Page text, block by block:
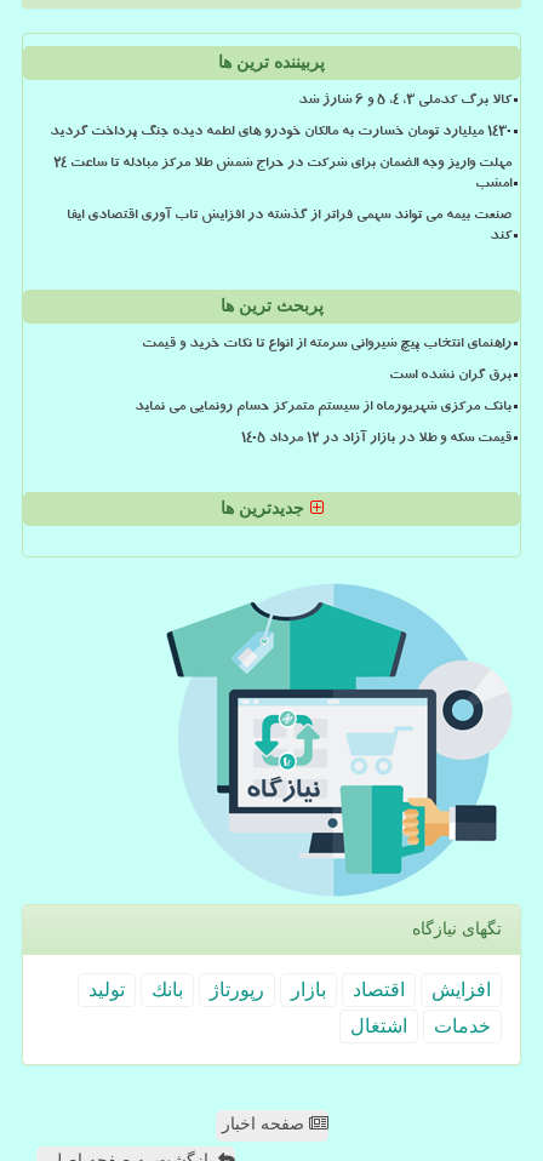
پربیننده ترین ها
کالا برگ کدملی 3، 4، 5 و 6 شارژ شد
۱۴۳۰ میلیارد تومان خسارت به مالکان خودرو های لطمه دیده جنگ پرداخت گردید
مهلت واریز وجه الضمان برای شرکت در حراج شمش طلا مرکز مبادله تا ساعت ۲۴
امشب
صنعت بیمه می تواند سهمی فراتر از گذشته در افزایش تاب آوری اقتصادی ایفا
کند
پربحث ترین ها
راهنمای انتخاب پیچ شیروانی سرمته از انواع تا نکات خرید و قیمت
برق گران نشده است
بانک مرکزی شهریورماه از سیستم متمرکز حسام رونمایی می نماید
قیمت سکه و طلا در بازار آزاد در ۱۲ مرداد ۱۴۰۵
جدیدترین ها
تگهای نیازگاه
افزایش اقتصاد بازار رپورتاژ بانك
تولید
خدمات
اشتغال
صفحه اخبار